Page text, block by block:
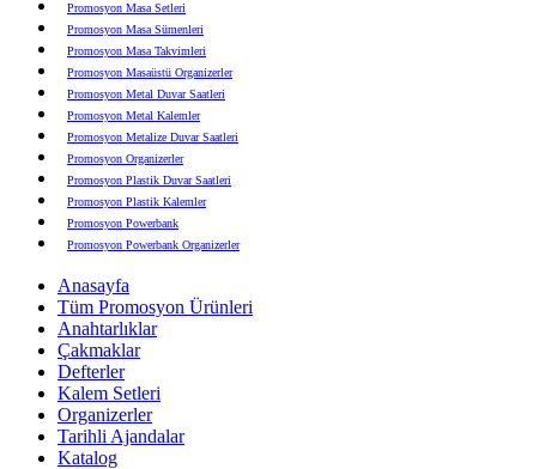
Promosyon Masa Setleri
Promosyon Masa Sümenleri
Promosyon Masa Takvimleri
Promosyon Masaüstü Organizerler
Promosyon Metal Duvar Saatleri
Promosyon Metal Kalemler
Promosyon Metalize Duvar Saatleri
Promosyon Organizerler
Promosyon Plastik Duvar Saatleri
Promosyon Plastik Kalemler
Promosyon Powerbank
Promosyon Powerbank Organizerler
Promosyon Şapka
Promosyon Sekreter Bloknotlar
Promosyon Seramik ve Porselen Ürünler
Promosyon Speakerlar
Promosyon Tarihli Ajandalar
Promosyon Teknoloji Ürünleri
Promosyon Telefon Standları
Promosyon Termoslar
Promosyon Tişörtler
Anasayfa
Tüm Promosyon Ürünleri
Anahtarlıklar
Çakmaklar
Defterler
Kalem Setleri
Organizerler
Tarihli Ajandalar
Katalog